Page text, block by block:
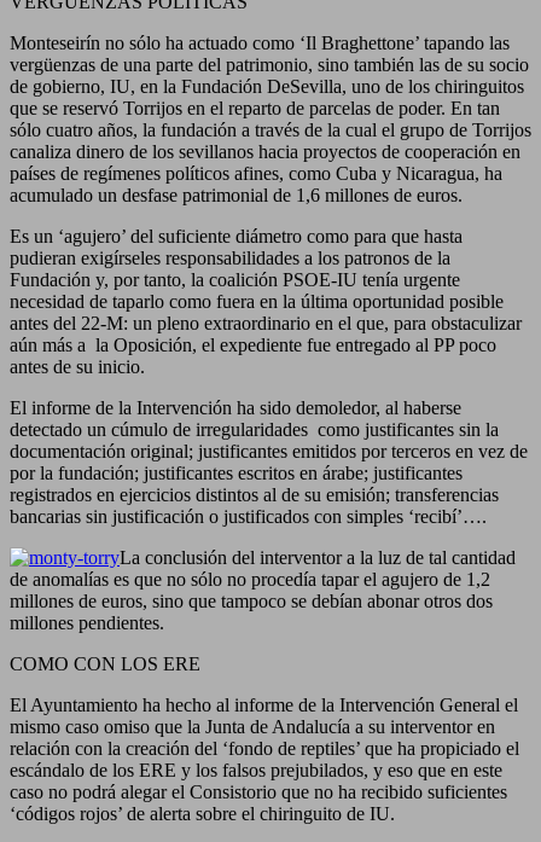
Monteseirín no sólo ha actuado como ‘Il Braghettone’ tapando las
vergüenzas de una parte del patrimonio, sino también las de su socio
de gobierno, IU, en la Fundación DeSevilla, uno de los chiringuitos
que se reservó Torrijos en el reparto de parcelas de poder. En tan
sólo cuatro años, la fundación a través de la cual el grupo de Torrijos
canaliza dinero de los sevillanos hacia proyectos de cooperación en
países de regímenes políticos afines, como Cuba y Nicaragua, ha
acumulado un desfase patrimonial de 1,6 millones de euros.
Es un ‘agujero’ del suficiente diámetro como para que hasta
pudieran exigírseles responsabilidades a los patronos de la
Fundación y, por tanto, la coalición PSOE-IU tenía urgente
necesidad de taparlo como fuera en la última oportunidad posible
antes del 22-M: un pleno extraordinario en el que, para obstaculizar
aún más a la Oposición, el expediente fue entregado al PP poco
antes de su inicio.
El informe de la Intervención ha sido demoledor, al haberse
detectado un cúmulo de irregularidades como justificantes sin la
documentación original; justificantes emitidos por terceros en vez de
por la fundación; justificantes escritos en árabe; justificantes
registrados en ejercicios distintos al de su emisión; transferencias
bancarias sin justificación o justificados con simples ‘recibí’….
La conclusión del interventor a la luz de tal cantidad
de anomalías es que no sólo no procedía tapar el agujero de 1,2
millones de euros, sino que tampoco se debían abonar otros dos
millones pendientes.
COMO CON LOS ERE
El Ayuntamiento ha hecho al informe de la Intervención General el
mismo caso omiso que la Junta de Andalucía a su interventor en
relación con la creación del ‘fondo de reptiles’ que ha propiciado el
escándalo de los ERE y los falsos prejubilados, y eso que en este
caso no podrá alegar el Consistorio que no ha recibido suficientes
‘códigos rojos’ de alerta sobre el chiringuito de IU.